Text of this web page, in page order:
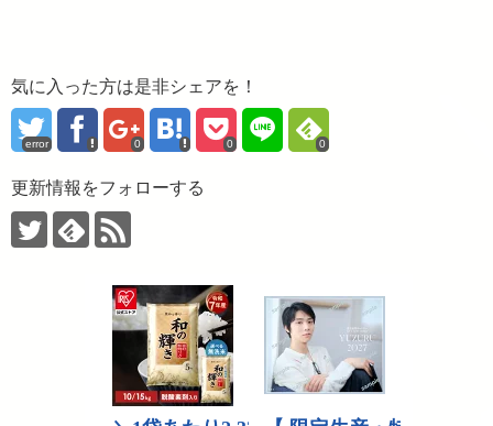
気に入った方は是非シェアを！
error 0 0 0
更新情報をフォローする